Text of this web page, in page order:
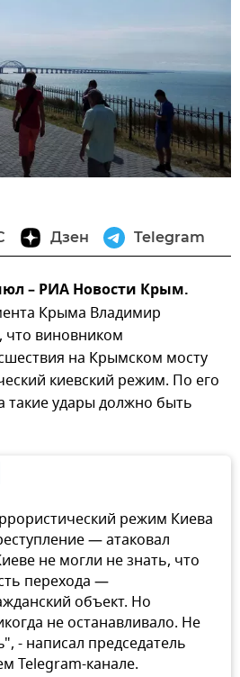
Дзен Telegram
– РИА Новости Крым.
Крыма Владимир
что виновником
на Крымском мосту
киевский режим. По его
такие удары должно быть
режим Киева
— атаковал
не могли не знать, что
перехода —
объект. Но
не останавливало. Не
- написал председатель
Telegram-канале.